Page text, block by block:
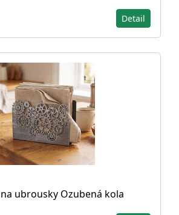
Detail
ubrousky Ozubená kola